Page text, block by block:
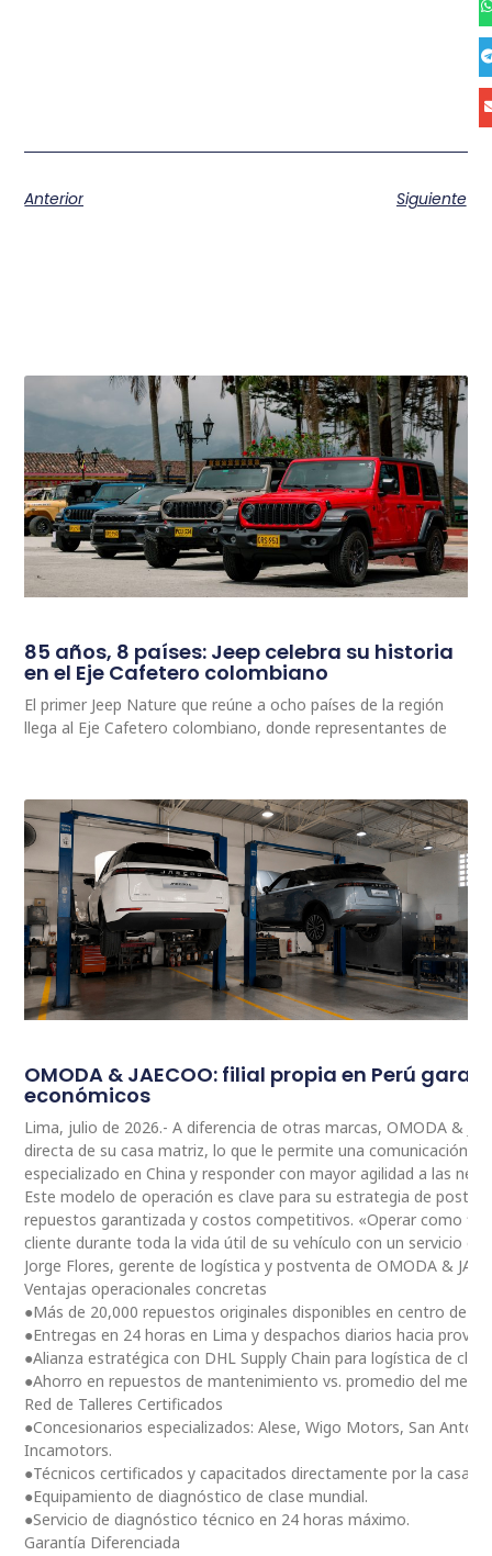
Anterior Siguiente
85 años, 8 países: Jeep celebra su historia
en el Eje Cafetero colombiano
El primer Jeep Nature que reúne a ocho países de la región
llega al Eje Cafetero colombiano, donde representantes de
OMODA & JAECOO: filial propia en Perú
económicos
Lima, julio de 2026.- A diferencia de otras marcas, OMODA &
directa de su casa matriz, lo que le permite una comunicación
especializado en China y responder con mayor agilidad a las
Este modelo de operación es clave para su estrategia de
repuestos garantizada y costos competitivos. «Operar como
cliente durante toda la vida útil de su vehículo con un servicio
Jorge Flores, gerente de logística y postventa de OMODA &
Ventajas operacionales concretas
●Más de 20,000 repuestos originales disponibles en centro de
●Entregas en 24 horas en Lima y despachos diarios hacia
●Alianza estratégica con DHL Supply Chain para logística de
●Ahorro en repuestos de mantenimiento vs. promedio del
Red de Talleres Certificados
●Concesionarios especializados: Alese, Wigo Motors, San
Incamotors.
●Técnicos certificados y capacitados directamente por la casa
●Equipamiento de diagnóstico de clase mundial.
●Servicio de diagnóstico técnico en 24 horas máximo.
Garantía Diferenciada